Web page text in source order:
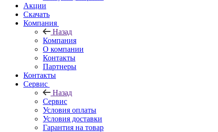
Акции
Скачать
Компания
Назад
Компания
О компании
Контакты
Партнеры
Контакты
Сервис
Назад
Сервис
Условия оплаты
Условия доставки
Гарантия на товар